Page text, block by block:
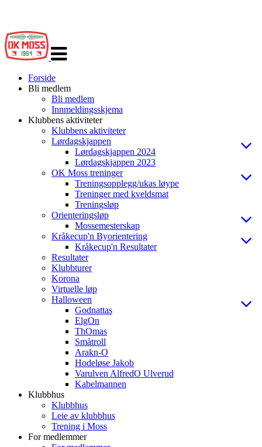
navigasjon
Forside
Bli medlem
Bli medlem
Innmeldingsskjema
Klubbens aktiviteter
Klubbens aktiviteter
Lørdagskjappen
Lørdagskjappen 2024
Lørdagskjappen 2023
OK Moss treninger
Treningsopplegg/ukas løype
Treninger med kveldsmat
Treningsløp
Orienteringsløp
Mossemesterskap
Kråkecup'n Byorientering
Kråkecup'n Resultater
Resultater
Klubbturer
Korona
Virtuelle løp
Halloween
Godnattas
ElgOn
ThOmas
Småtroll
Arakn-O
Hodeløse Jakob
Varulven AlfredO Ulverud
Kabelmannen
Klubbhus
Klubbhus
Leie av klubbhus
Trening i Moss
For medlemmer